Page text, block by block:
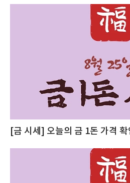
[금 시세] 오늘의 금 1돈 가격